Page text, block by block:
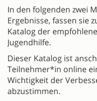
In den folgenden zwei
Ergebnisse, fassen sie
Katalog der
Jugendhilfe.
Dieser Katalog ist
Teilnehmer*in online
Wichtigkeit der
abzustimmen.